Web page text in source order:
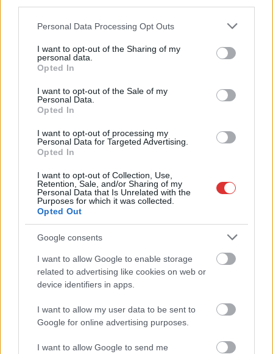
Please note that this website/app uses one or more Google
not limited to your visit or usage behaviour. You may click to
grant or deny consent to Google and its third-party tags to
use your data for below specified purposes in below Google
consent section.
Personal Data Processing Opt Outs
I want to opt-out of the Sharing of my
personal data.
Opted In
I want to opt-out of the Sale of my
Personal Data.
Opted In
I want to opt-out of processing my
Personal Data for Targeted Advertising.
Opted In
I want to opt-out of Collection, Use,
Retention, Sale, and/or Sharing of my
Personal Data that Is Unrelated with the
Purposes for which it was collected.
Opted Out
Google consents
I want to allow Google to enable storage
related to advertising like cookies on web or
device identifiers in apps.
I want to allow my user data to be sent to
Google for online advertising purposes.
I want to allow Google to send me
Szolnokon egy kulcsfontosságú körforgalmat
részlegesen lezárnak a napokban, a közlekedés az
Az aszfalt olyan nagymértékben károsodott, hogy már
nemigen lehet tovább húzni a javítási munkálatokat, ezzel
viszont...
Szolnok